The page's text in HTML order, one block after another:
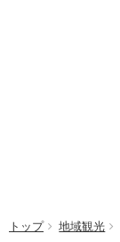
トップ 地域観光